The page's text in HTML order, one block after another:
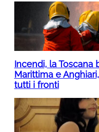
Incendi, la Toscana
Marittima e
tutti i fronti